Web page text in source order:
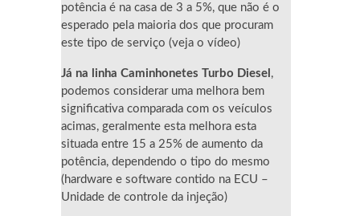
potência é na casa de 3 a 5%, que não é o
esperado pela maioria dos que procuram
este tipo de serviço (veja o vídeo)
Já na linha Caminhonetes Turbo Diesel ,
podemos considerar uma melhora bem
significativa comparada com os veículos
acimas, geralmente esta melhora esta
situada entre 15 a 25% de aumento da
potência, dependendo o tipo do mesmo
(hardware e software contido na ECU –
Unidade de controle da injeção)